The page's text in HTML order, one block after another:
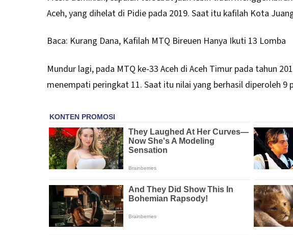
Aceh, yang dihelat di Pidie pada 2019. Saat itu kafilah Kota
Baca: Kurang Dana, Kafilah MTQ Bireuen Hanya Ikuti 13 Lomba
Mundur lagi, pada MTQ ke-33 Aceh di Aceh Timur pada tahun
menempati peringkat 11. Saat itu nilai yang berhasil diperoleh 9